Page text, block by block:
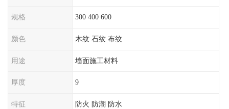
规格 300 400 600
颜色 木纹 石纹 布纹
用途 墙面施工材料
厚度 9
特征 防火 防潮 防水